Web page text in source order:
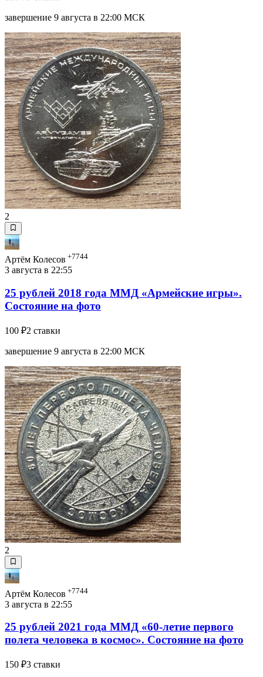
завершение 9 августа в 22:00 МСК
2
Артём Колесов +7744
3 августа в 22:55
25 рублей 2018 года ММД «Армейские игры».
Состояние на фото
100 ₽2 ставки
завершение 9 августа в 22:00 МСК
2
Артём Колесов +7744
3 августа в 22:55
25 рублей 2021 года ММД «60-летие первого
полета человека в космос». Состояние на фото
150 ₽3 ставки